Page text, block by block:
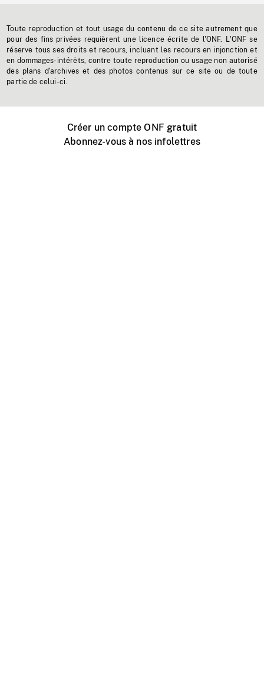
Toute reproduction et tout usage du contenu de ce site autrement que
pour des fins privées requièrent une licence écrite de l'ONF. L'ONF se
réserve tous ses droits et recours, incluant les recours en injonction et
en dommages-intérêts, contre toute reproduction ou usage non autorisé
des plans d'archives et des photos contenus sur ce site ou de toute
partie de celui-ci.
Créer un compte ONF gratuit
Abonnez-vous à nos infolettres